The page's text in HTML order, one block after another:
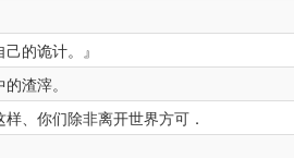
的诡计。』
渣滓。
、你们除非离开世界方可．